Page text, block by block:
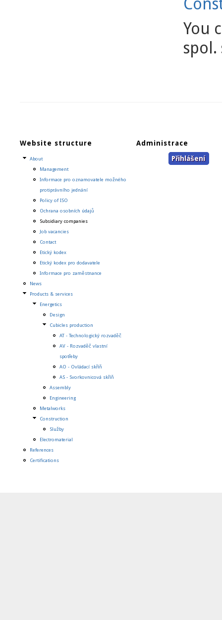
You
Website structure
About
Management
Informace pro oznamovatele možného
protiprávního jednání
Policy of ISO
Ochrana osobních údajů
Subsidiary companies
Job vacancies
Contact
Etický kodex
Etický kodex pro dodavatele
Informace pro zaměstnance
News
Products & services
Energetics
Design
Cubicles production
AT - Technologický rozvaděč
AV - Rozvaděč vlastní
spotřeby
AO - Ovládací skříň
AS - Svorkovnicová skříň
Assembly
Engineering
Metalworks
Construction
Služby
Electromaterial
References
Certifications
Administrace
Přihlášení